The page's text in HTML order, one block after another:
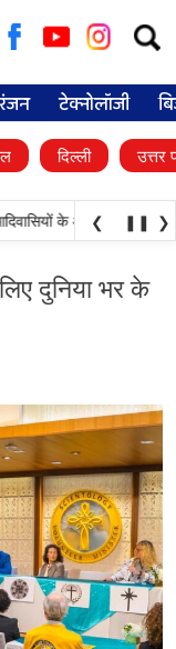
for:
टेक्नोलॉजी
दिल्ली उत्तर
के अधिकारों की लड़ाई-
❮ ❚❚ ❯
दुनिया भर के